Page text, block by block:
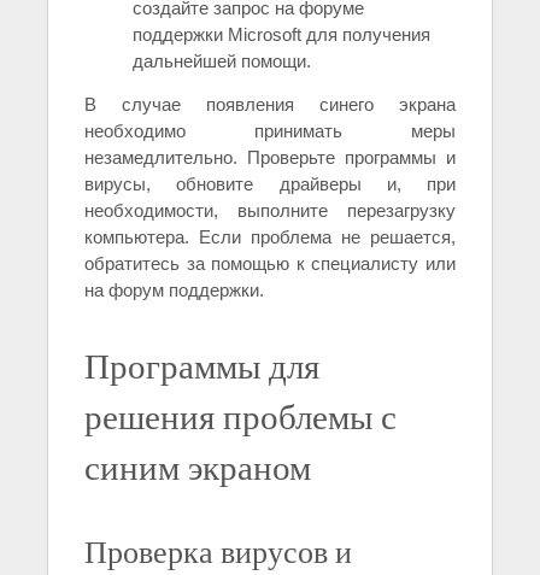
создайте запрос на форуме
поддержки Microsoft для получения
дальнейшей помощи.
В случае появления синего экрана
необходимо принимать меры
незамедлительно. Проверьте программы и
вирусы, обновите драйверы и, при
необходимости, выполните перезагрузку
компьютера. Если проблема не решается,
обратитесь за помощью к специалисту или
на форум поддержки.
Программы для
решения проблемы с
синим экраном
Проверка вирусов и